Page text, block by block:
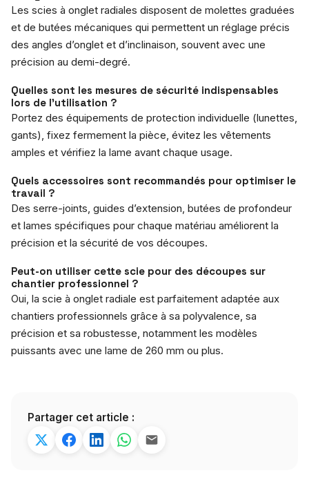
Les scies à onglet radiales disposent de molettes graduées
et de butées mécaniques qui permettent un réglage précis
des angles d’onglet et d’inclinaison, souvent avec une
précision au demi-degré.
Quelles sont les mesures de sécurité indispensables
lors de l’utilisation ?
Portez des équipements de protection individuelle (lunettes,
gants), fixez fermement la pièce, évitez les vêtements
amples et vérifiez la lame avant chaque usage.
Quels accessoires sont recommandés pour optimiser le
travail ?
Des serre-joints, guides d’extension, butées de profondeur
et lames spécifiques pour chaque matériau améliorent la
précision et la sécurité de vos découpes.
Peut-on utiliser cette scie pour des découpes sur
chantier professionnel ?
Oui, la scie à onglet radiale est parfaitement adaptée aux
chantiers professionnels grâce à sa polyvalence, sa
précision et sa robustesse, notamment les modèles
puissants avec une lame de 260 mm ou plus.
Partager cet article :